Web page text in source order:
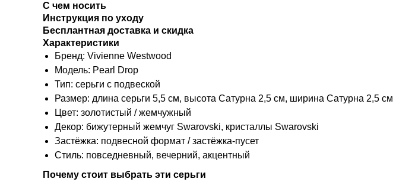
С чем носить
Инструкция по уходу
Бесплантная доставка и скидка
Характеристики
Бренд: Vivienne Westwood
Модель: Pearl Drop
Тип: серьги с подвеской
Размер: длина серьги 5,5 см, высота Сатурна 2,5 см, ширина Сатурна 2,5 см
Цвет: золотистый / жемчужный
Декор: бижутерный жемчуг Swarovski, кристаллы Swarovski
Застёжка: подвесной формат / застёжка-пусет
Стиль: повседневный, вечерний, акцентный
Почему стоит выбрать эти серьги